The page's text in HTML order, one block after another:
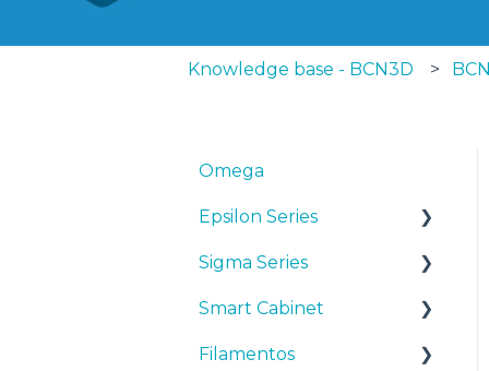
Knowledge base - BCN3D
Omega
Epsilon Series
Manuales y Descargas
Primeros pasos
Mantenimiento
Sigma Series
Manuales y descargas
Primeros pasos
Smart Cabinet
Manuales y Descargas
Filamentos